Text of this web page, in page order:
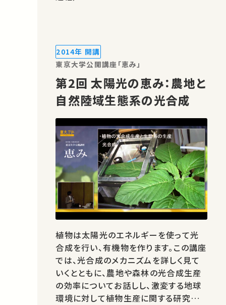
2014年 開講
東京大学公開講座「恵み」
第2回 太陽光の恵み：農地と
自然陸域生態系の光合成
植物は太陽光のエネルギーを使って光
合成を行い、有機物を作ります。この講座
では、光合成のメカニズムを詳しく見て
いくとともに、農地や森林の光合成生産
の効率についてお話しし、激変する地球
環境に対して植物生産に関する研究が